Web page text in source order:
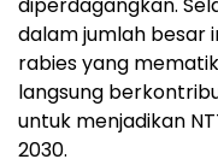
dalam jumlah besar
rabies yang
langsung
untuk menjadikan
2030.